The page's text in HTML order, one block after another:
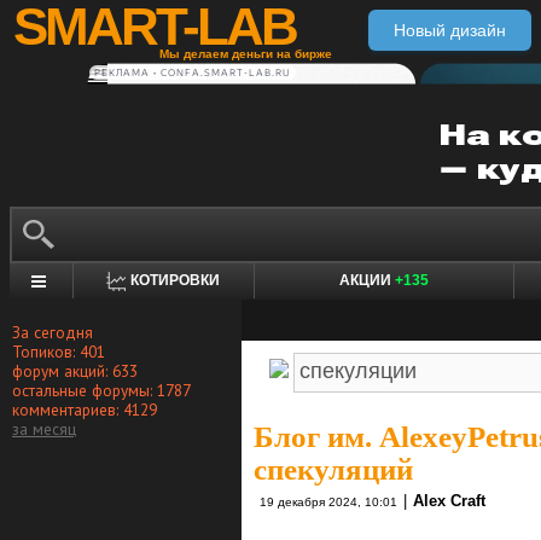
SMART-LAB
Мы делаем деньги на бирже
Новый дизайн
РЕКЛАМА • CONFA.SMART-LAB.RU
КОТИРОВКИ АКЦИИ +135
За сегодня
Топиков: 401
форум акций: 633
остальные форумы: 1787
комментариев: 4129
за месяц
Блог им.
спекуляций
19 декабря 2024, 10:01 Alex Craft